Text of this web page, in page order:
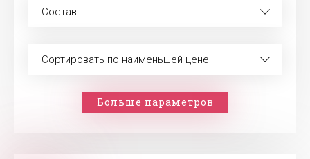
Состав
Сортировать по наименьшей цене
Больше параметров